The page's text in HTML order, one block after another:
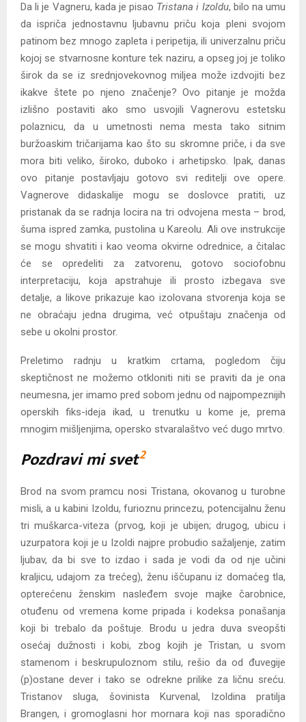
Da li je Vagneru, kada je pisao Tristana i Izoldu, bilo na umu
da ispriča jednostavnu ljubavnu priču koja pleni svojom
patinom bez mnogo zapleta i peripetija, ili univerzalnu priču
kojoj se stvarnosne konture tek naziru, a opseg joj je toliko
širok da se iz srednjovekovnog miljea može izdvojiti bez
ikakve štete po njeno značenje? Ovo pitanje je možda
izlišno postaviti ako smo usvojili Vagnerovu estetsku
polaznicu, da u umetnosti nema mesta tako sitnim
buržoaskim tričarijama kao što su skromne priče, i da sve
mora biti veliko, široko, duboko i arhetipsko. Ipak, danas
ovo pitanje postavljaju gotovo svi reditelji ove opere.
Vagnerove didaskalije mogu se doslovce pratiti, uz
pristanak da se radnja locira na tri odvojena mesta – brod,
šuma ispred zamka, pustolina u Kareolu. Ali ove instrukcije
se mogu shvatiti i kao veoma okvirne odrednice, a čitalac
će se opredeliti za zatvorenu, gotovo sociofobnu
interpretaciju, koja apstrahuje ili prosto izbegava sve
detalje, a likove prikazuje kao izolovana stvorenja koja se
ne obraćaju jedna drugima, već otpuštaju značenja od
sebe u okolni prostor.
Preletimo radnju u kratkim crtama, pogledom čiju
skeptičnost ne možemo otkloniti niti se praviti da je ona
neumesna, jer imamo pred sobom jednu od najpompeznijih
operskih fiks-ideja ikad, u trenutku u kome je, prema
mnogim mišljenjima, opersko stvaralaštvo već dugo mrtvo.
Pozdravi mi svet2
Brod na svom pramcu nosi Tristana, okovanog u turobne
misli, a u kabini Izoldu, furioznu princezu, potencijalnu ženu
tri muškarca-viteza (prvog, koji je ubijen; drugog, ubicu i
uzurpatora koji je u Izoldi najpre probudio sažaljenje, zatim
ljubav, da bi sve to izdao i sada je vodi da od nje učini
kraljicu, udajom za trećeg), ženu iščupanu iz domaćeg tla,
opterećenu ženskim nasleđem svoje majke čarobnice,
otuđenu od vremena kome pripada i kodeksa ponašanja
koji bi trebalo da poštuje. Brodu u jedra duva sveopšti
osećaj dužnosti i kobi, zbog kojih je Tristan, u svom
stamenom i beskrupuloznom stilu, rešio da od đuvegije
(p)ostane dever i tako se odrekne prilike za ličnu sreću.
Tristanov sluga, šovinista Kurvenal, Izoldina pratilja
Brangen, i gromoglasni hor mornara koji nas sporadično